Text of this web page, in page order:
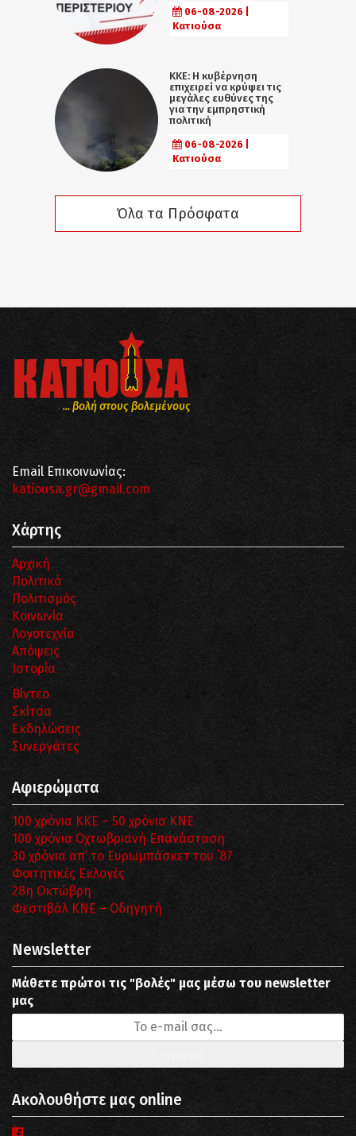
06-08-2026 |
Κατιούσα
ΚΚΕ: Η κυβέρνηση
επιχειρεί να κρύψει τις
μεγάλες ευθύνες της
για την εμπρηστική
πολιτική
06-08-2026 |
Κατιούσα
Όλα τα Πρόσφατα
... βολή στους βολεμένους
Email Επικοινωνίας:
katiousa.gr@gmail.com
Χάρτης
Αρχική
Πολιτικά
Πολιτισμός
Κοινωνία
Λογοτεχνία
Απόψεις
Ιστορία
Βίντεο
Σκίτσα
Εκδηλώσεις
Συνεργάτες
Αφιερώματα
100 χρόνια ΚΚΕ – 50 χρόνια ΚΝΕ
100 χρόνια Οχτωβριανή Επανάσταση
30 χρόνια απ’ το Ευρωμπάσκετ του ΄87
Φοιτητικές Εκλογές
28η Οκτώβρη
Φεστιβάλ ΚΝΕ – Οδηγητή
Newsletter
Μάθετε πρώτοι τις "βολές" μας μέσω του newsletter
μας
Ακολουθήστε μας online